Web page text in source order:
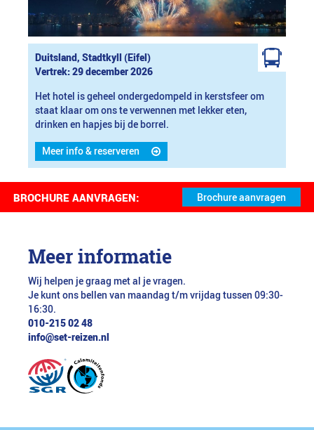
Duitsland, Stadtkyll (Eifel)
Vertrek: 29 december 2026
Het hotel is geheel ondergedompeld in kerstsfeer om
staat klaar om ons te verwennen met lekker eten,
drinken en hapjes bij de borrel.
Meer info & reserveren
BROCHURE AANVRAGEN:
Meer informatie
Wij helpen je graag met al je vragen.
Je kunt ons bellen van maandag t/m vrijdag tussen 09:30-
16:30.
010-215 02 48
info@set-reizen.nl